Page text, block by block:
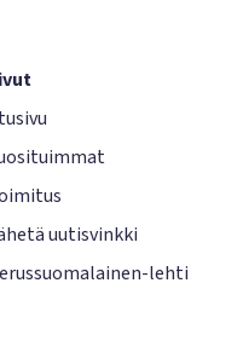
uutisvinkki
lehti